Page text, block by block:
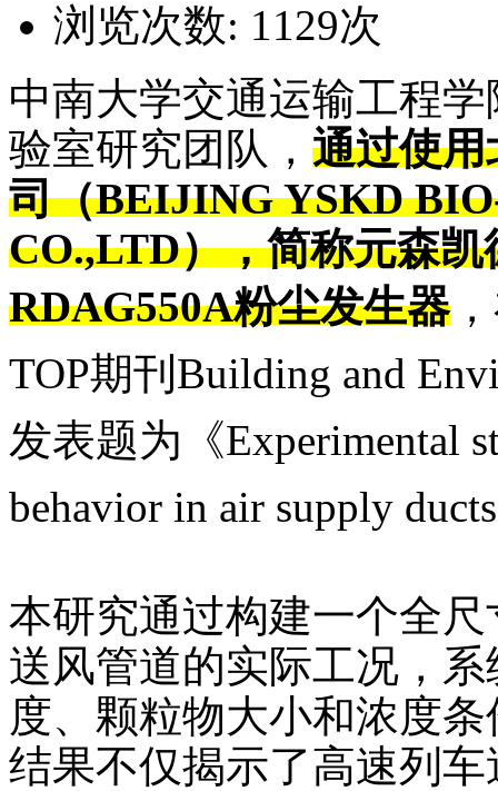
浏览次数: 1129次
中南大学交通运输工程
验室研究团队， 通过使用
司（BEIJING YSKD
CO.,LTD），简称元森
RDAG550A粉尘发生器
TOP期刊Building and
发表题为 《Experimental
behavior in air supply
本研究通过构建一个全
送风管道的实际工况，
度、颗粒物大小和浓度
结果不仅揭示了高速列